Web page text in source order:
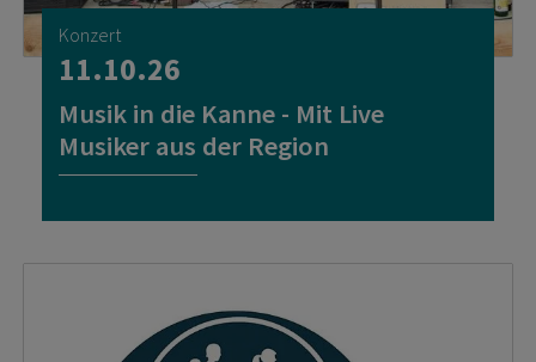
Konzert
11.10.26
Musik in die Kanne - Mit Live
Musiker aus der Region